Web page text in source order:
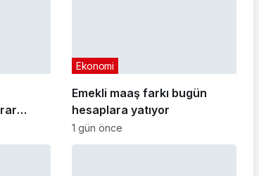
Emekli maaş farkı bugün
hesaplara yatıyor
Ekonomi
1 gün önce